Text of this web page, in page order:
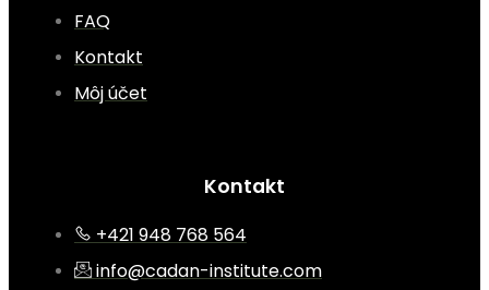
FAQ
Kontakt
Môj účet
Kontakt
+421 948 768 564
info@cadan-institute.com